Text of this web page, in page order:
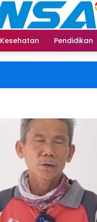
Kesehatan Pendidikan